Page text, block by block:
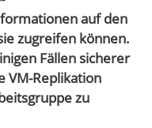
auf den
zugreifen können.
Fällen sicherer
VM-Replikation
zu